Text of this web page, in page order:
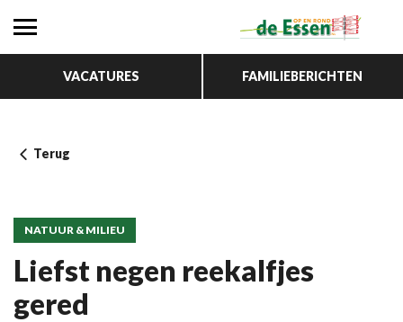
VACATURES FAMILIEBERICHTEN
Terug
NATUUR & MILIEU
Liefst negen reekalfjes
gered